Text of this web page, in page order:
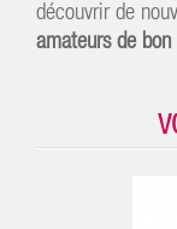
découvrir de
amateurs de bon